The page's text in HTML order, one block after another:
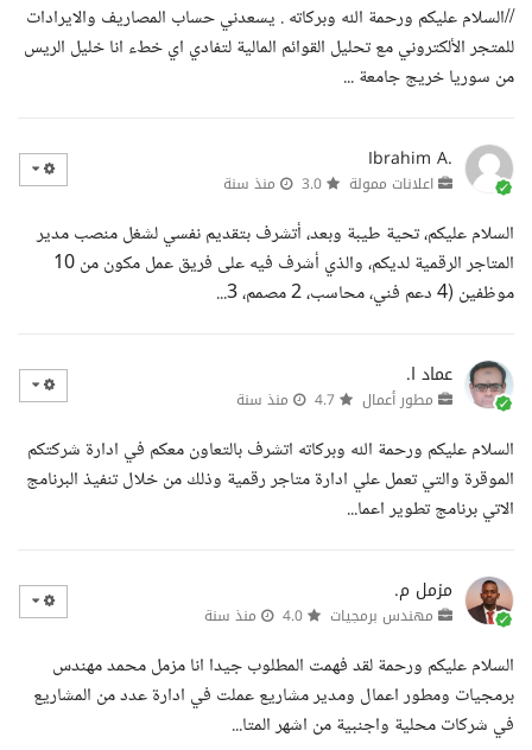
//السلام عليكم ورحمة الله وبركاته . يسعدني حساب المصاريف والايرادات
للمتجر الألكتروني مع تحليل القوائم المالية لتفادي اي خطء انا خليل الريس
من سوريا خريج جامعة ...
Ibrahim A.
اعلانات ممولة منذ سنة
السلام عليكم، تحية طيبة وبعد، أتشرف بتقديم نفسي لشغل منصب مدير
المتاجر الرقمية لديكم، والذي أشرف فيه على فريق عمل مكون من 10
موظفين (4 دعم فني، محاسب، 2 مصمم، 3...
عماد ا.
مطور أعمال منذ سنة
السلام عليكم ورحمة الله وبركاته اتشرف بالتعاون معكم في ادارة شركتكم
الموقرة والتي تعمل علي ادارة متاجر رقمية وذلك من خلال تنفيذ البرنامج
الاتي برنامج تطوير اعما...
مزمل م.
مهندس برمجيات منذ سنة
السلام عليكم ورحمة لقد فهمت المطلوب جيدا انا مزمل محمد مهندس
برمجيات ومطور اعمال ومدير مشاريع عملت في ادارة عدد من المشاريع
في شركات محلية واجنبية من اشهر المتا...